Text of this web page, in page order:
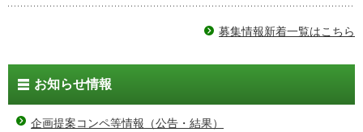
募集情報新着一覧はこちら
お知らせ情報
企画提案コンペ等情報（公告・結果）